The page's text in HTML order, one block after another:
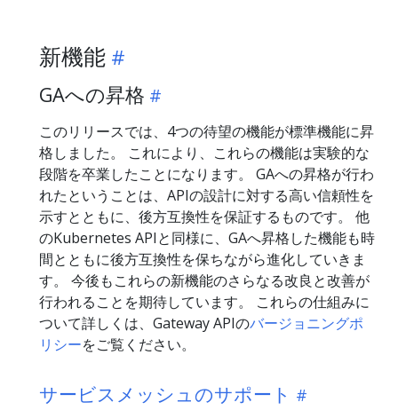
新機能
GAへの昇格
このリリースでは、4つの待望の機能が標準機能に昇
格しました。 これにより、これらの機能は実験的な
段階を卒業したことになります。 GAへの昇格が行わ
れたということは、APIの設計に対する高い信頼性を
示すとともに、後方互換性を保証するものです。 他
のKubernetes APIと同様に、GAへ昇格した機能も時
間とともに後方互換性を保ちながら進化していきま
す。 今後もこれらの新機能のさらなる改良と改善が
行われることを期待しています。 これらの仕組みに
ついて詳しくは、Gateway APIのバージョニングポ
リシーをご覧ください。
サービスメッシュのサポート